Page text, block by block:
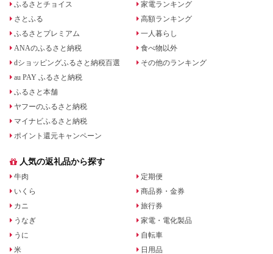
ふるさとチョイス
さとふる
ふるさとプレミアム
ANAのふるさと納税
dショッピングふるさと納税百選
au PAY ふるさと納税
ふるさと本舗
ヤフーのふるさと納税
マイナビふるさと納税
ポイント還元キャンペーン
家電ランキング
高額ランキング
一人暮らし
食べ物以外
その他のランキング
人気の返礼品から探す
牛肉
いくら
カニ
うなぎ
うに
米
定期便
商品券・金券
旅行券
家電・電化製品
自転車
日用品